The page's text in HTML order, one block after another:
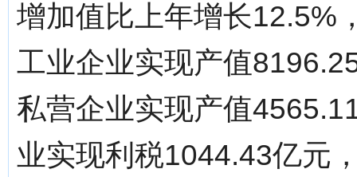
增加值比上年增长12.5%
工业企业实现产值
私营企业实现产值
业实现利税1044.43亿元